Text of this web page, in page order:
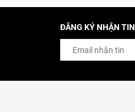
ĐĂNG KÝ NHẬN TIN